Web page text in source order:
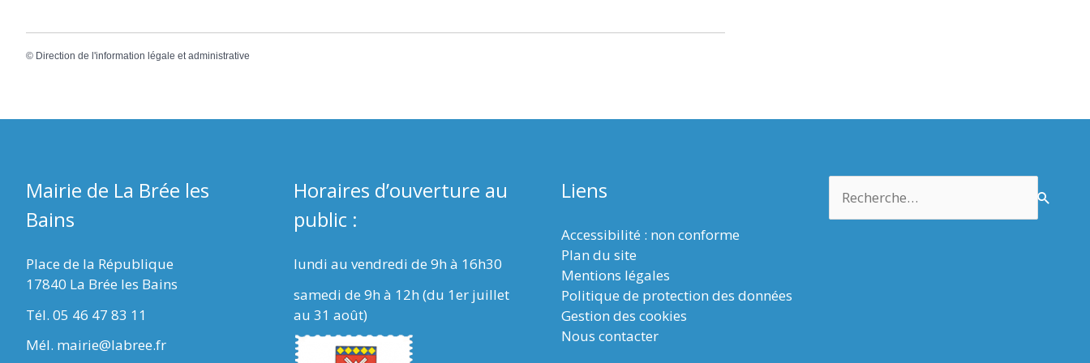
© Direction de l'information légale et administrative
Mairie de La Brée les
Bains
Place de la République
17840 La Brée les Bains
Tél. 05 46 47 83 11
Mél. mairie@labree.fr
Horaires d’ouverture au
public :
lundi au vendredi de 9h à 16h30
samedi de 9h à 12h (du 1er juillet
au 31 août)
Liens
Accessibilité : non conforme
Plan du site
Mentions légales
Politique de protection des données
Gestion des cookies
Nous contacter